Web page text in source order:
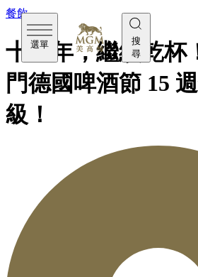
選單
搜
尋
餐飲
十五年，繼續乾杯
門德國啤酒節 15
級！